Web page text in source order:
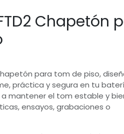
Chapetón
para tom de piso,
práctica y segura en tu
mantener el tom estable y
ensayos, grabaciones o